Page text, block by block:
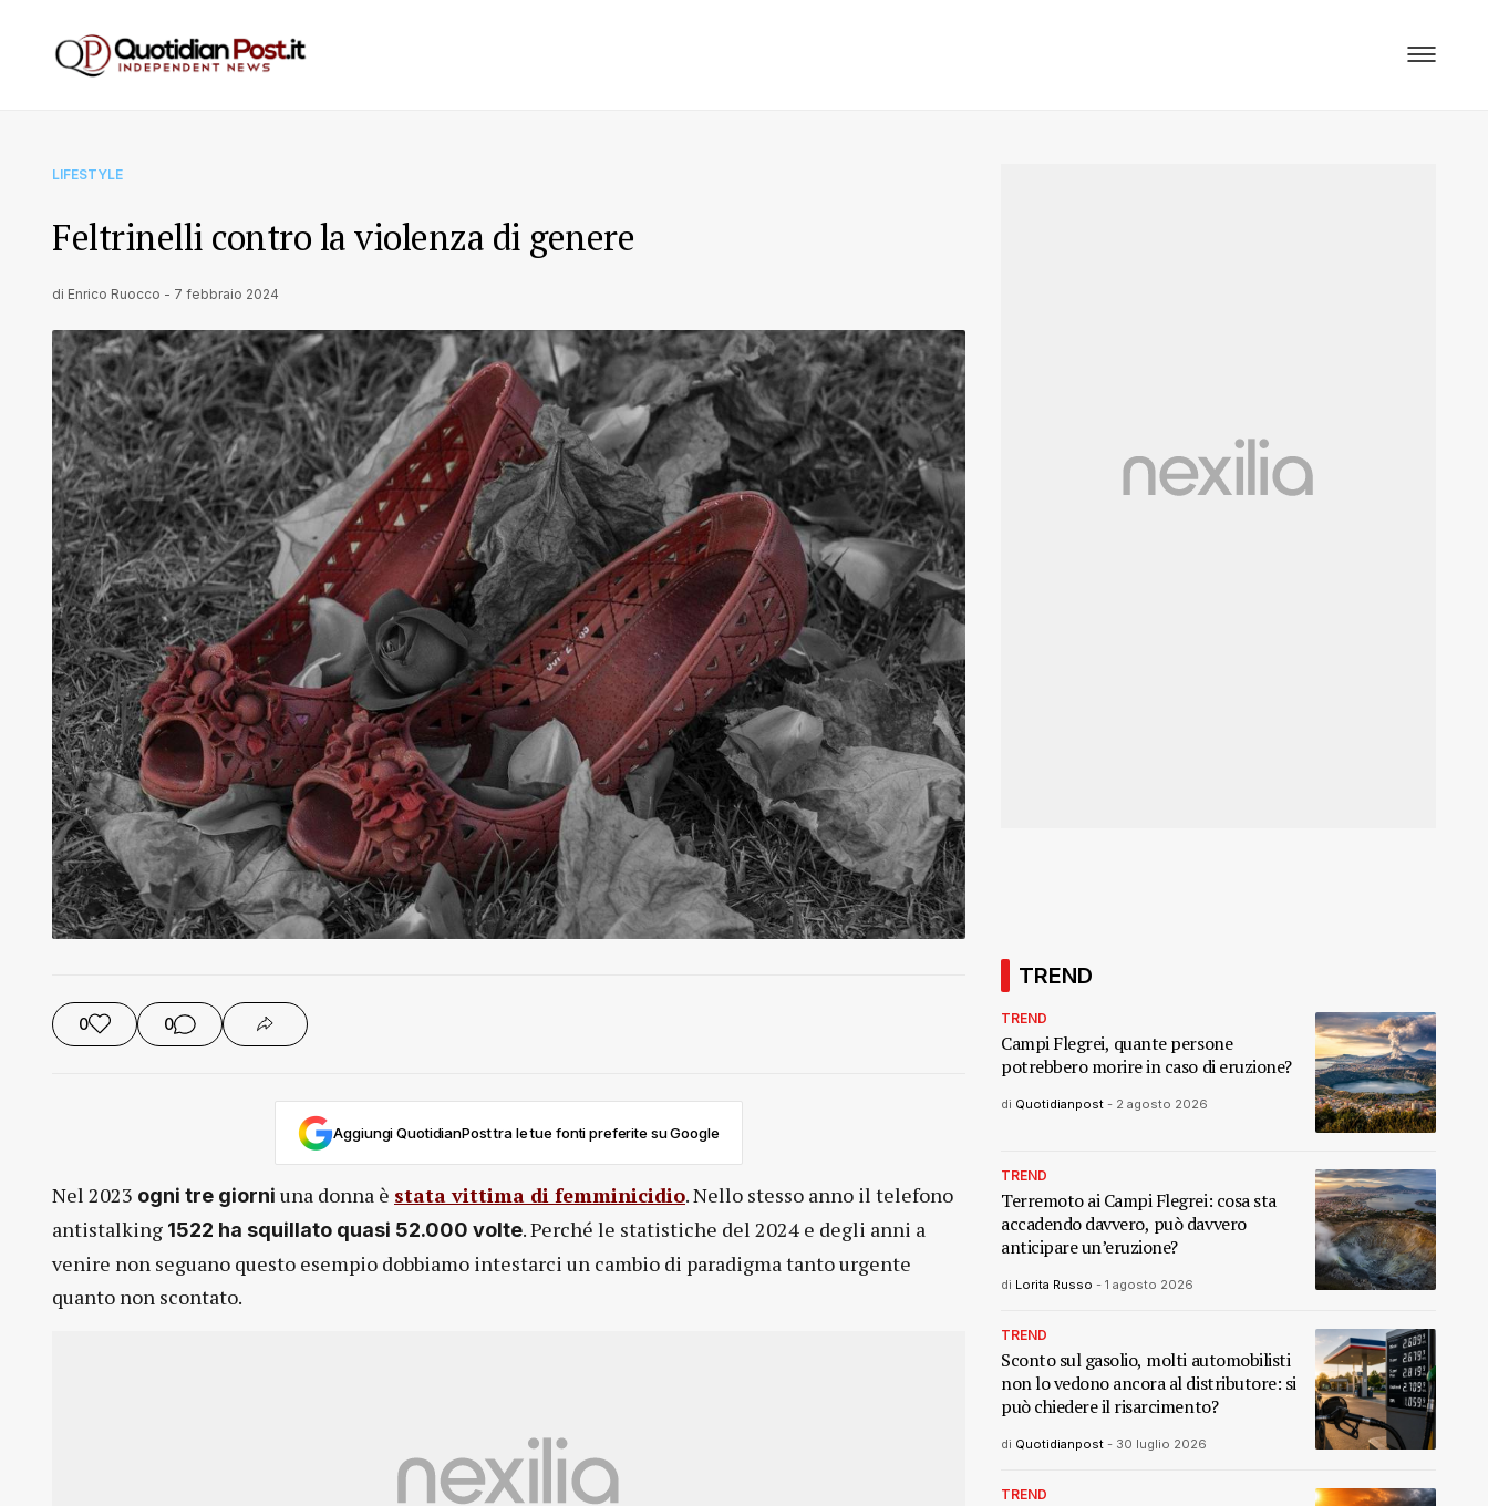
LIFESTYLE
Feltrinelli contro la violenza di genere
di Enrico Ruocco - 7 febbraio 2024
0 0
Aggiungi QuotidianPost tra le tue fonti preferite su Google
Nel 2023 ogni tre giorni una donna è stata vittima di femminicidio. Nello stesso anno il telefono
antistalking 1522 ha squillato quasi 52.000 volte. Perché le statistiche del 2024 e degli anni a
venire non seguano questo esempio dobbiamo intestarci un cambio di paradigma tanto urgente
quanto non scontato.
TREND
TREND
Campi Flegrei, quante persone
potrebbero morire in caso di eruzione?
di Quotidianpost - 2 agosto 2026
TREND
Terremoto ai Campi Flegrei: cosa sta
accadendo davvero, può davvero
anticipare un’eruzione?
di Lorita Russo - 1 agosto 2026
TREND
Sconto sul gasolio, molti automobilisti
non lo vedono ancora al distributore: si
può chiedere il risarcimento?
di Quotidianpost - 30 luglio 2026
TREND